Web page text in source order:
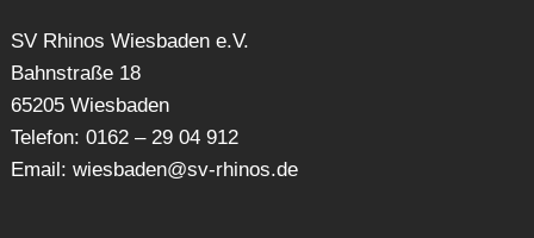
SV Rhinos Wiesbaden e.V.
Bahnstraße 18
65205 Wiesbaden
Telefon: 0162 – 29 04 912
Email: wiesbaden@sv-rhinos.de